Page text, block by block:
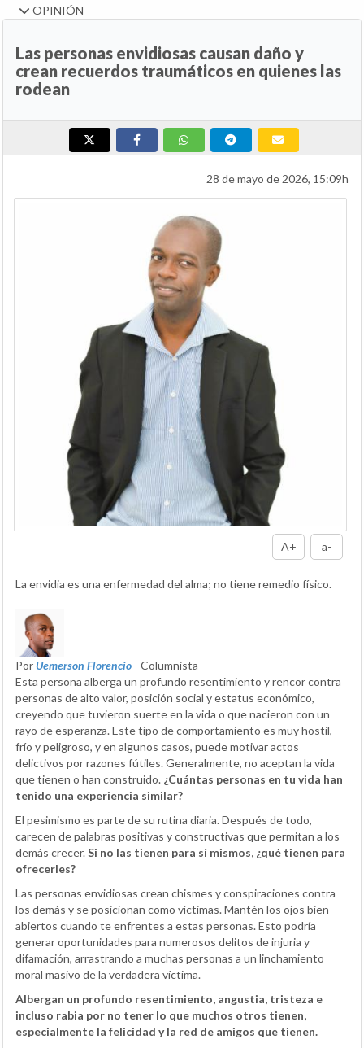
OPINIÓN
Las personas envidiosas causan daño y
crean recuerdos traumáticos en quienes las
rodean
28 de mayo de 2026, 15:09h
A+ a-
La envidia es una enfermedad del alma; no tiene remedio físico.
PorUemerson Florencio - Columnista
Esta persona alberga un profundo resentimiento y rencor contra
personas de alto valor, posición social y estatus económico,
creyendo que tuvieron suerte en la vida o que nacieron con un
rayo de esperanza. Este tipo de comportamiento es muy hostil,
frío y peligroso, y en algunos casos, puede motivar actos
delictivos por razones fútiles. Generalmente, no aceptan la vida
que tienen o han construido. ¿Cuántas personas en tu vida han
tenido una experiencia similar?
El pesimismo es parte de su rutina diaria. Después de todo,
carecen de palabras positivas y constructivas que permitan a los
demás crecer.Si no las tienen para sí mismos, ¿qué tienen para
ofrecerles?
Las personas envidiosas crean chismes y conspiraciones contra
los demás y se posicionan como víctimas. Mantén los ojos bien
abiertos cuando te enfrentes a estas personas. Esto podría
generar oportunidades para numerosos delitos de injuria y
difamación, arrastrando a muchas personas a un linchamiento
moral masivo de la verdadera víctima.
Albergan un profundo resentimiento, angustia, tristeza e
incluso rabia por no tener lo que muchos otros tienen,
especialmente la felicidad y la red de amigos que tienen.